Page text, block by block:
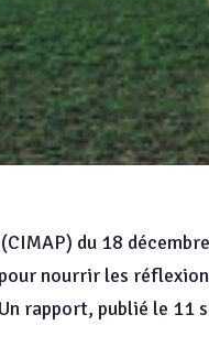
du 18
nourrir les
rapport, publié le 11